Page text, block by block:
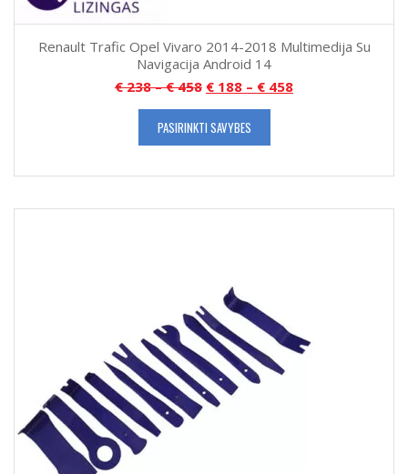
Renault Trafic Opel Vivaro 2014-2018 Multimedija Su
Navigacija Android 14
€238–€458 € 188 – € 458
PASIRINKTI SAVYBES